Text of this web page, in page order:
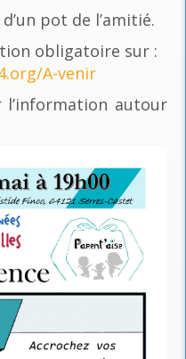
pot de l’amitié.
obligatoire sur :
A-venir
l’information autour